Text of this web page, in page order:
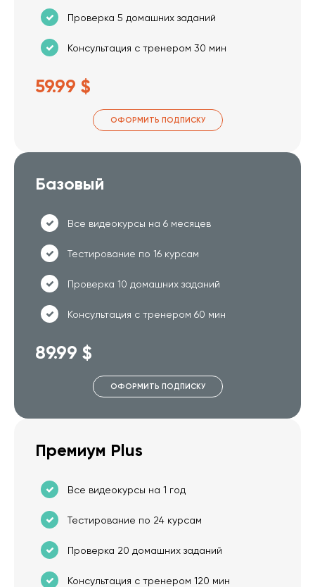
Проверка 5 домашних заданий
Консультация с тренером 30 мин
59.99 $
ОФОРМИТЬ ПОДПИСКУ
Базовый
Все видеокурсы на 6 месяцев
Тестирование по 16 курсам
Проверка 10 домашних заданий
Консультация с тренером 60 мин
89.99 $
ОФОРМИТЬ ПОДПИСКУ
Премиум Plus
Все видеокурсы на 1 год
Тестирование по 24 курсам
Проверка 20 домашних заданий
Консультация с тренером 120 мин